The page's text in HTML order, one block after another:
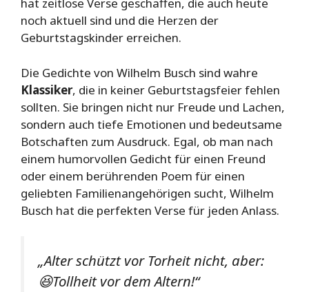
noch aktuell sind und die Herzen der
Geburtstagskinder erreichen.
Die Gedichte von Wilhelm Busch sind wahre
Klassiker, die in keiner Geburtstagsfeier fehlen
sollten. Sie bringen nicht nur Freude und Lachen,
sondern auch tiefe Emotionen und bedeutsame
Botschaften zum Ausdruck. Egal, ob man nach
einem humorvollen Gedicht für einen Freund
oder einem berührenden Poem für einen
geliebten Familienangehörigen sucht, Wilhelm
Busch hat die perfekten Verse für jeden Anlass.
„Alter schützt vor Torheit nicht, aber:
😆Tollheit vor dem Altern!“